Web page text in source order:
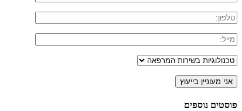
פוסטים נוספים